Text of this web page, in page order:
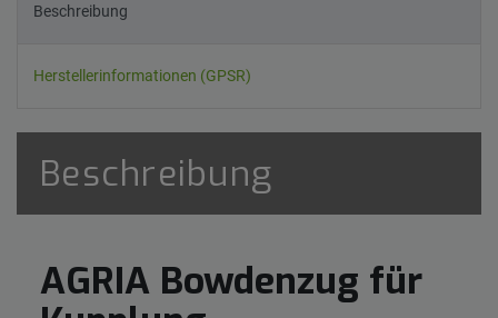
Beschreibung
Herstellerinformationen (GPSR)
Beschreibung
AGRIA Bowdenzug für